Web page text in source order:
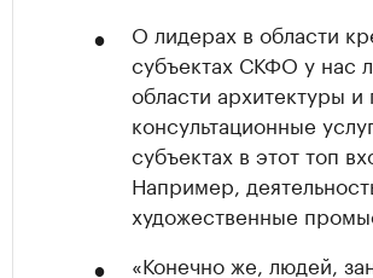
О лидерах в области
субъектах СКФО у нас
области архитектуры
консультационные
субъектах в этот топ
Например,
художественные
«Конечно же, людей,